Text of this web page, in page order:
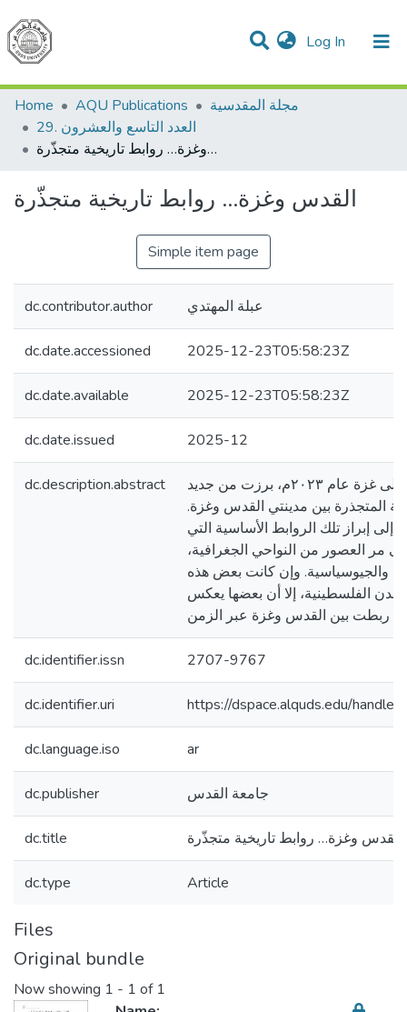
Log In (current)
Communities & Collections
All of DSpace
Home
AQU Publications
مجلة المقدسية
العدد التاسع والعشرون .29
القدس وغزة… روابط تاريخية متجذّرة
القدس وغزة… روابط تاريخية متجذّرة
Simple item page
dc.contributor.author عبلة المهتدي
dc.date.accessioned 2025-12-23T05:58:23Z
dc.date.available 2025-12-23T05:58:23Z
dc.date.issued 2025-12
dc.description.abstract
منذ الحرب الاسرائيلية على غزة عام ٢٠٢٣م، برزت من جديد
المتجذرة بين مدينتي القدس وغزة.
إبراز تلك الروابط الأساسية التي
مر العصور من النواحي الجغرافية،
والجيوسياسية. وإن كانت بعض هذه
الفلسطينية، إلا أن بعضها يعكس
dc.identifier.issn 2707-9767
dc.identifier.uri https://dspace.alquds.edu/
dc.language.iso ar
dc.publisher جامعة القدس
dc.title القدس وغزة… روابط تاريخية متجذّرة
dc.type Article
Files
Original bundle
Now showing 1 - 1 of 1